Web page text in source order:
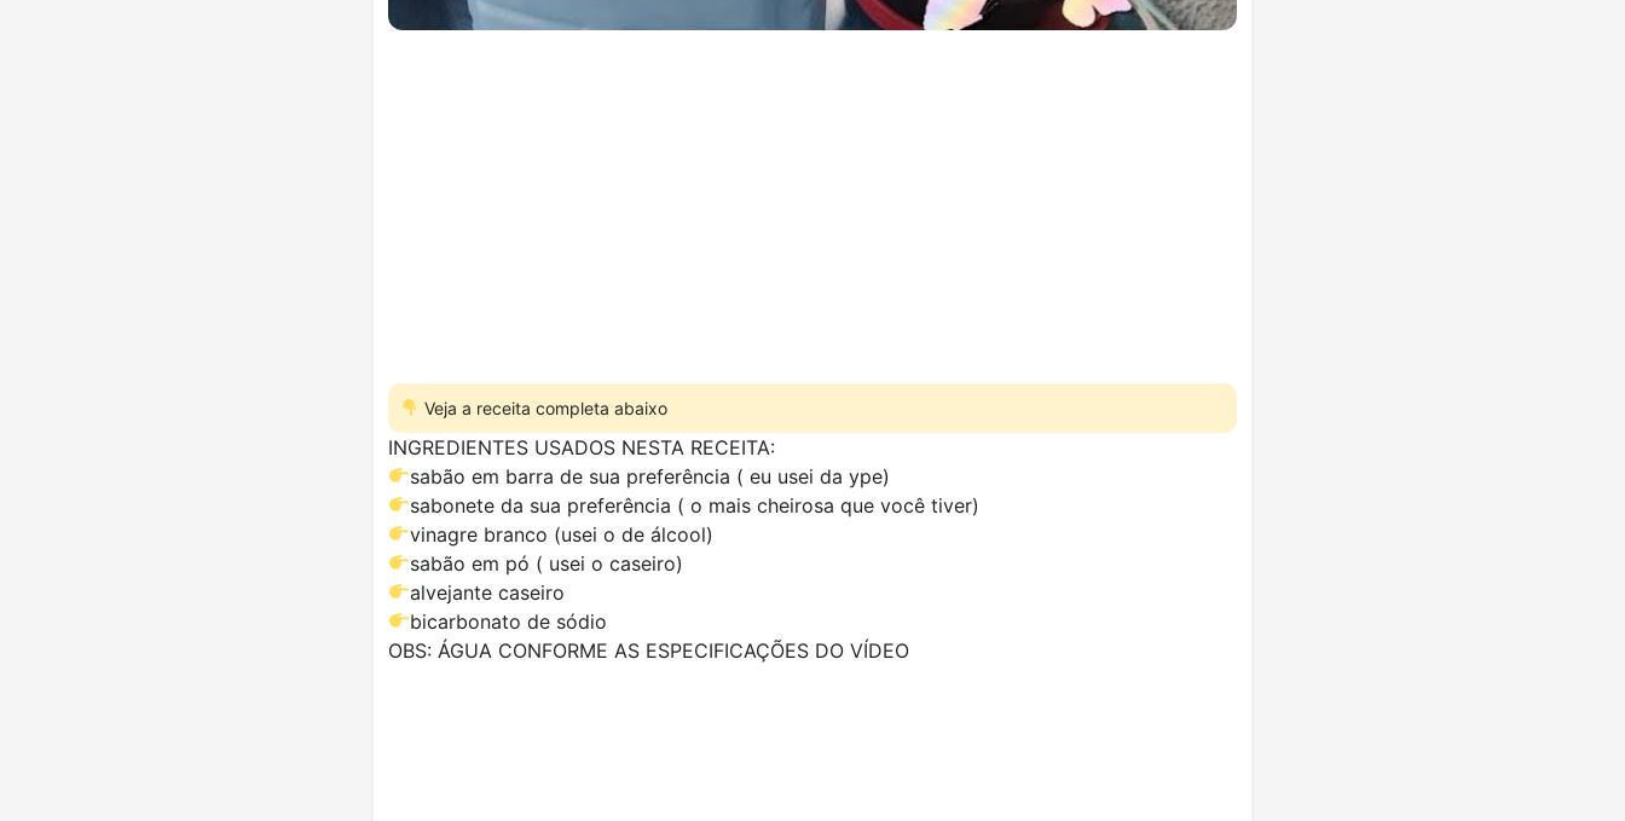
Veja a receita completa abaixo
INGREDIENTES USADOS NESTA RECEITA:
sabão em barra de sua preferência ( eu usei da ype)
sabonete da sua preferência ( o mais cheirosa que você tiver)
vinagre branco (usei o de álcool)
sabão em pó ( usei o caseiro)
alvejante caseiro
bicarbonato de sódio
OBS: ÁGUA CONFORME AS ESPECIFICAÇÕES DO VÍDEO